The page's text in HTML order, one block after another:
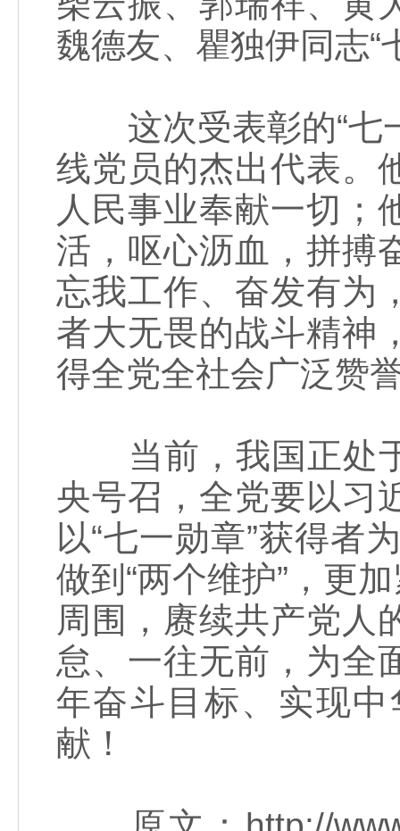
魏德友、瞿独伊同志“
这次受表彰的“七一
线党员的杰出代表。
人民事业奉献一切；
活，呕心沥血，拼搏
忘我工作、奋发有为
者大无畏的战斗精神
得全党全社会广泛赞
当前，我国正处于
央号召，全党要以习
以“七一勋章”获得者
做到“两个维护”，更
周围，赓续共产党人
怠、一往无前，为全
年奋斗目标、实现
献！